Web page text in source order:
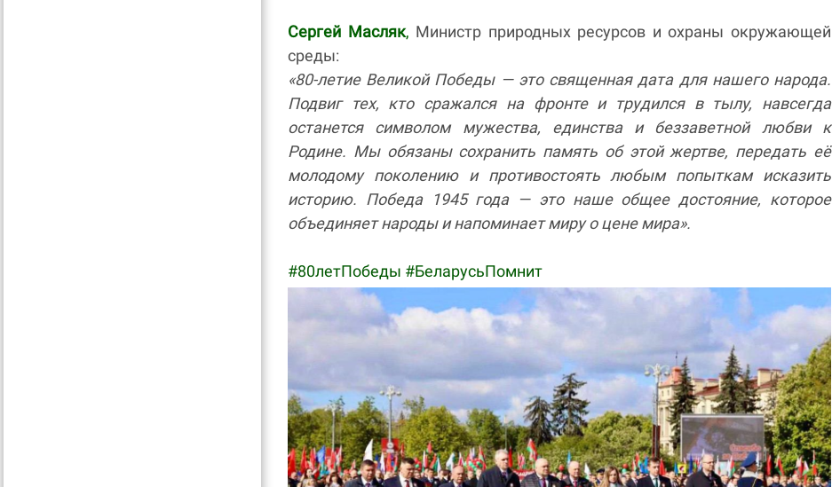
Сергей Масляк, Министр природных ресурсов и охраны окружающей
среды:
«80-летие Великой Победы — это священная дата для нашего народа.
Подвиг тех, кто сражался на фронте и трудился в тылу, навсегда
останется символом мужества, единства и беззаветной любви к
Родине. Мы обязаны сохранить память об этой жертве, передать её
молодому поколению и противостоять любым попыткам исказить
историю. Победа 1945 года — это наше общее достояние, которое
объединяет народы и напоминает миру о цене мира».
#80летПобеды #БеларусьПомнит